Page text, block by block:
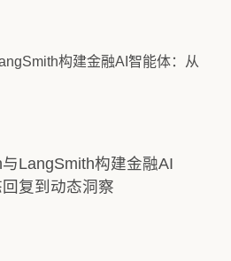
LangSmith构建金融AI
复到动态洞察